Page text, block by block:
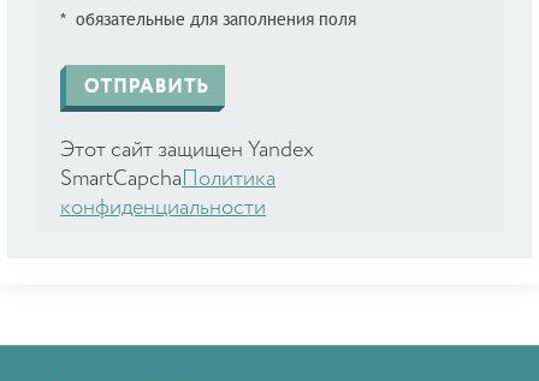
* обязательные для заполнения поля
Этот сайт защищен Yandex
SmartCapcha Политика
конфиденциальности